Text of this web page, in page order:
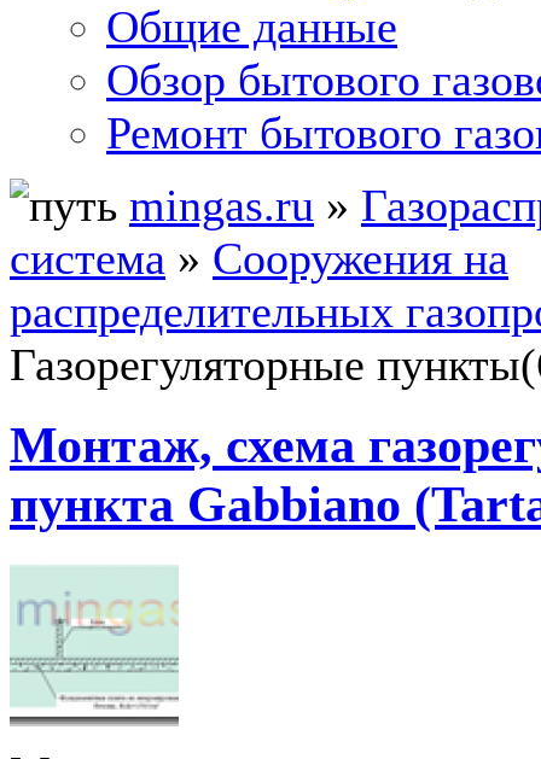
Общие данные
Обзор бытового
Ремонт бытового
mingas.ru »
система » Сооружения на
распределительных
Газорегуляторные
Монтаж, схема
пункта Gabbiano